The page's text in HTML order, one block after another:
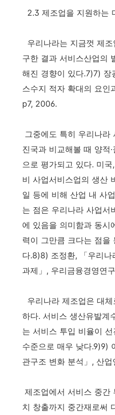
2.3 제조업을 지원하는
우리나라는 지금껏 제
구한 결과 서비스산업의
해진 경향이 있다.7)7) 장
스수지 적자 확대의 요인
p7, 2006.
그중에도 특히 우리나라
진국과 비교해볼 때 양적
으로 평가되고 있다. 미
비 사업서비스업의 생산
일 등에 비해 산업 내 사
는 점은 우리나라 사업서
에 있음을 의미함과 동시
력이 그만큼 크다는 점을
다.8)8) 조정환, 「우리
과제」, 우리금융경영연
우리나라 제조업은 대
하다. 서비스 생산유발계
는 서비스 투입 비율이
수준으로 매우 낮다.9)9)
관구조 변화 분석」, 산업
제조업에서 서비스 중간
치 창출까지 중간재로써